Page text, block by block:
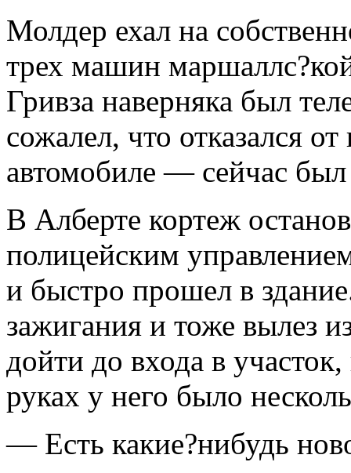
Молдер ехал на
трех машин
Гривза наверняка был
сожалел, что отказался
автомобиле — сейчас был
В Алберте кортеж
полицейским
и быстро прошел в
зажигания и тоже вылез
дойти до входа в
руках у него было
— Есть какие?нибудь